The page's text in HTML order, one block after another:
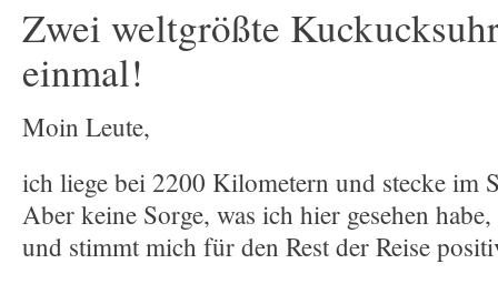
Zwei weltgrößte
einmal!
Moin Leute,
ich liege bei 2200 Kilometern und stecke im
Aber keine Sorge, was ich hier gesehen
und stimmt mich für den Rest der Reise